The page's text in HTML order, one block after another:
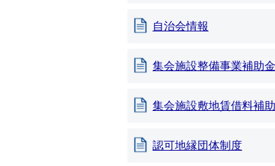
自治会情報
集会施設整備事業補助金
集会施設敷地賃借料補
認可地縁団体制度